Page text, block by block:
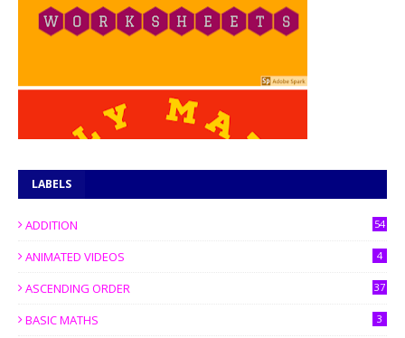
LABELS
ADDITION 54
ANIMATED VIDEOS 4
ASCENDING ORDER 37
BASIC MATHS 3